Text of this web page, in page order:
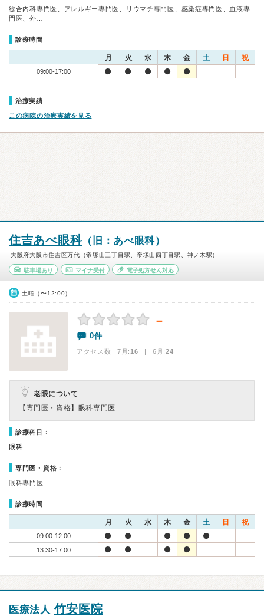
総合内科専門医、アレルギー専門医、リウマチ専門医、感染症専門医、血液専
門医、外…
診療時間
月 火 水 木 金 土 日 祝
09:00-17:00
治療実績
この病院の治療実績を見る
住吉あべ眼科（旧：あべ眼科）
大阪府大阪市住吉区万代（帝塚山三丁目駅、帝塚山四丁目駅、神ノ木駅）
駐車場あり マイナ受付 電子処方せん対応
土曜（〜12:00）
－
0件
アクセス数 7月:16 | 6月:24
老眼について
【専門医・資格】 眼科専門医
診療科目：
眼科
専門医・資格：
眼科専門医
診療時間
月 火 水 木 金 土 日 祝
09:00-12:00
13:30-17:00
医療法人 竹安医院